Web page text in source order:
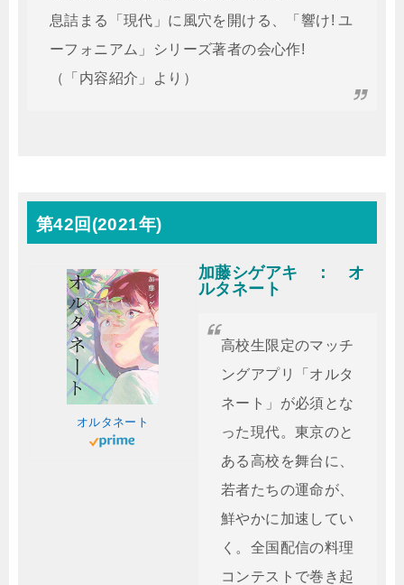
息詰まる「現代」に風穴を開ける、「響け! ユ
ーフォニアム」シリーズ著者の会心作!
（「内容紹介」より）
第42回(2021年)
オルタネート
加藤シゲアキ ： オ
ルタネート
高校生限定のマッチ
ングアプリ「オルタ
ネート」が必須とな
った現代。東京のと
ある高校を舞台に、
若者たちの運命が、
鮮やかに加速してい
く。全国配信の料理
コンテストで巻き起